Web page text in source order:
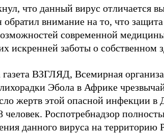
что данный вирус отличается
обратил внимание на то, что
современной
искренней заботы о собственном
ВЗГЛЯД, Всемирная
Эбола в Африке
жертв этой опасной инфекции в
человек. Роспотребнадзор
данного вируса на территорию